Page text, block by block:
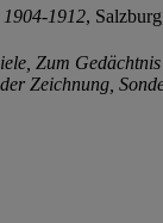
1912,
Zum
Zeichnung,